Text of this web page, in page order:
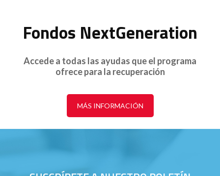
Fondos NextGeneration
Accede a todas las ayudas que el programa
ofrece para la recuperación
MÁS INFORMACIÓN